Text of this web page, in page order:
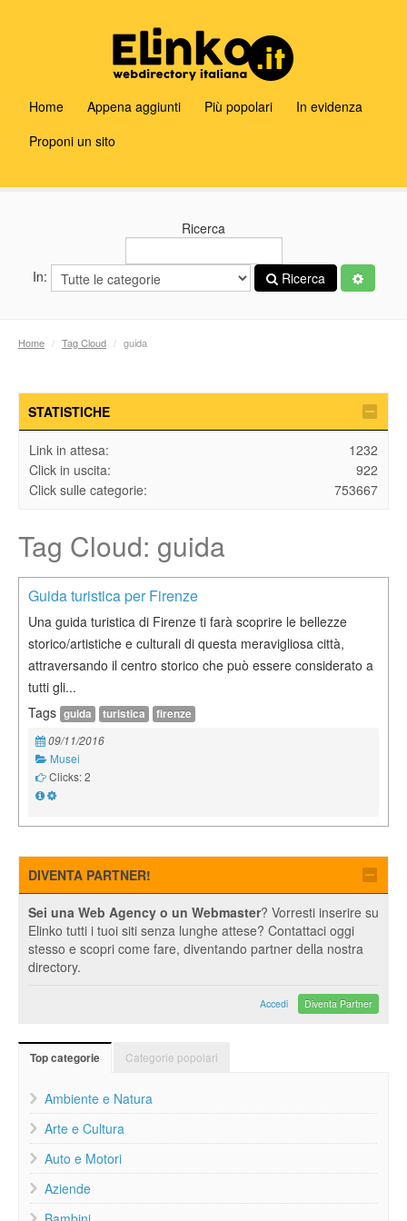
Home Appena aggiunti Più popolari
In evidenza
Proponi un sito
Ricerca
In: Ricerca
Home / Tag Cloud / guida
STATISTICHE
Link in attesa:
1232
Click in uscita:
922
Click sulle categorie:
753667
Tag Cloud: guida
Guida turistica per Firenze
Una guida turistica di Firenze ti farà scoprire le bellezze
storico/artistiche e culturali di questa meravigliosa città,
attraversando il centro storico che può essere considerato a
tutti gli...
Tags guida turistica firenze
09/11/2016
Musei
Clicks: 2
DIVENTA PARTNER!
Sei una Web Agency o un Webmaster? Vorresti inserire su
Elinko tutti i tuoi siti senza lunghe attese? Contattaci oggi
stesso e scopri come fare, diventando partner della nostra
directory.
Accedi Diventa Partner
Top categorie Categorie popolari
Ambiente e Natura
Arte e Cultura
Auto e Motori
Aziende